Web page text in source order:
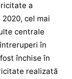
a
cel mai
centrale
în
închise în
realizată